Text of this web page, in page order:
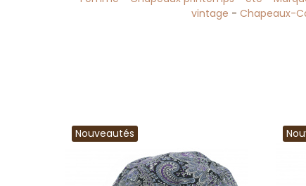
vintage -Chapeaux-
Nouveautés